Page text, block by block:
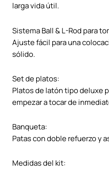
larga vida útil.
Sistema Ball & L-Rod para
Ajuste fácil para una
sólido.
Set de platos:
Platos de latón tipo deluxe
empezar a tocar de
Banqueta:
Patas con doble refuerzo y
Medidas del kit: